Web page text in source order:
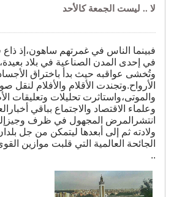
أنشطة جمعية الأندلس
السيرة الذاتية
معرض الصور
تواصل
الهولندية
لا .. ليست الجمعة كالأحد
فبينما الناس في غمرتهم ساهون،إذ ذاع
في إحدى المدن الصناعية في بلاد
وتُخشى عواقبه حيث بدأ باختراق
الأرواح.وتجندت الأقلام والأفلام لنقل
والموتى،واستاثرت تحليلات وتعليقات
وعلماء الاقتصاد والاجتماع بباقي
انتشرالمرض المجهول في ظرف
ولادته ثم إلى أبعدها ليتمكن من جل
الجائحة العالمية التي قلبت موازين
..